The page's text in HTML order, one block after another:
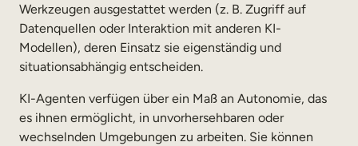
Werkzeugen ausgestattet werden (z. B. Zugriff auf
Datenquellen oder Interaktion mit anderen KI-
Modellen), deren Einsatz sie eigenständig und
situationsabhängig entscheiden.
KI-Agenten verfügen über ein Maß an Autonomie, das
es ihnen ermöglicht, in unvorhersehbaren oder
wechselnden Umgebungen zu arbeiten. Sie können